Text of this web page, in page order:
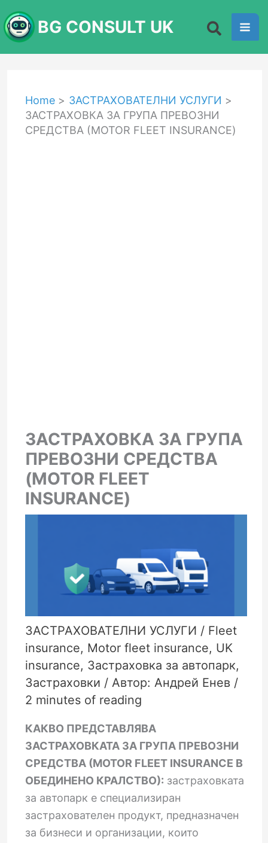
to
content
BG CONSULT UK
Home
ЗАСТРАХОВАТЕЛНИ УСЛУГИ
ЗАСТРАХОВКА ЗА ГРУПА ПРЕВОЗНИ
СРЕДСТВА (MOTOR FLEET INSURANCE)
ЗАСТРАХОВКА ЗА ГРУПА
ПРЕВОЗНИ СРЕДСТВА
(MOTOR FLEET
INSURANCE)
ЗАСТРАХОВАТЕЛНИ УСЛУГИ / Fleet
insurance, Motor fleet insurance, UK
insurance, Застраховка за автопарк,
Застраховки / Автор: Андрей Енев /
2 minutes of reading
КАКВО ПРЕДСТАВЛЯВА
ЗАСТРАХОВКАТА ЗА ГРУПА ПРЕВОЗНИ
СРЕДСТВА (MOTOR FLEET INSURANCE В
ОБЕДИНЕНО КРАЛСТВО): застраховката
за автопарк е специализиран
застрахователен продукт, предназначен
за бизнеси и организации, които